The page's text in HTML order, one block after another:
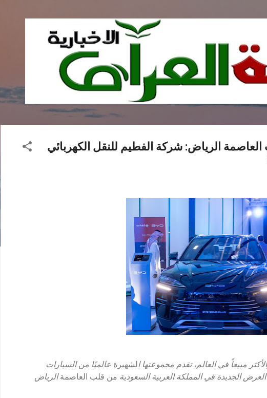
العاصمة الرياض: شركة الفطيم للنقل الكهربائي
مبيعاً في العالم، تقدم مجموعتها الشهيرة عالميًا من السيارات
العرض الجديدة في المملكة العربية السعودية من قلب العاصمةالرياض